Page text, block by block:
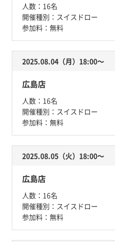
人数： 16名
開催種別： スイスドロー
参加料： 無料
2025.08.04（月）18:00〜
広島店
人数： 16名
開催種別： スイスドロー
参加料： 無料
2025.08.05（火）18:00〜
広島店
人数： 16名
開催種別： スイスドロー
参加料： 無料